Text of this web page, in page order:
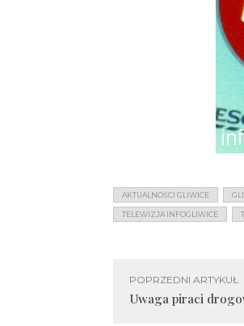
AKTUALNOŚCI GLIWICE
TELEWIZJA INFOGLIWICE
POPRZEDNI ARTYKUŁ
Uwaga piraci